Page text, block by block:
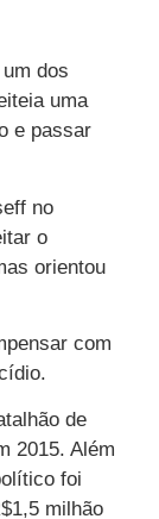
dos
uma
e passar
no
o
orientou
com
de
2015. Além
foi
milhão